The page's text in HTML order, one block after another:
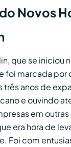
Novos
que se iniciou
foi marcada por
três anos de
e ouvindo
em
era hora de
Foi com